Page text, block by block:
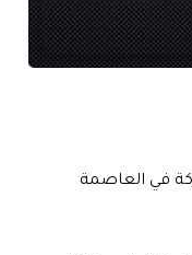
في العاصمة